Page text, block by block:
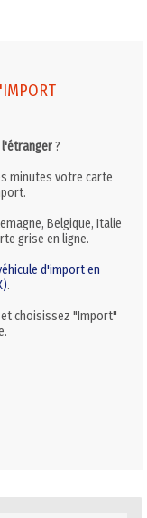
?
minutes votre carte
Belgique, Italie
grise en ligne.
d'import en
.
choisissez "Import"